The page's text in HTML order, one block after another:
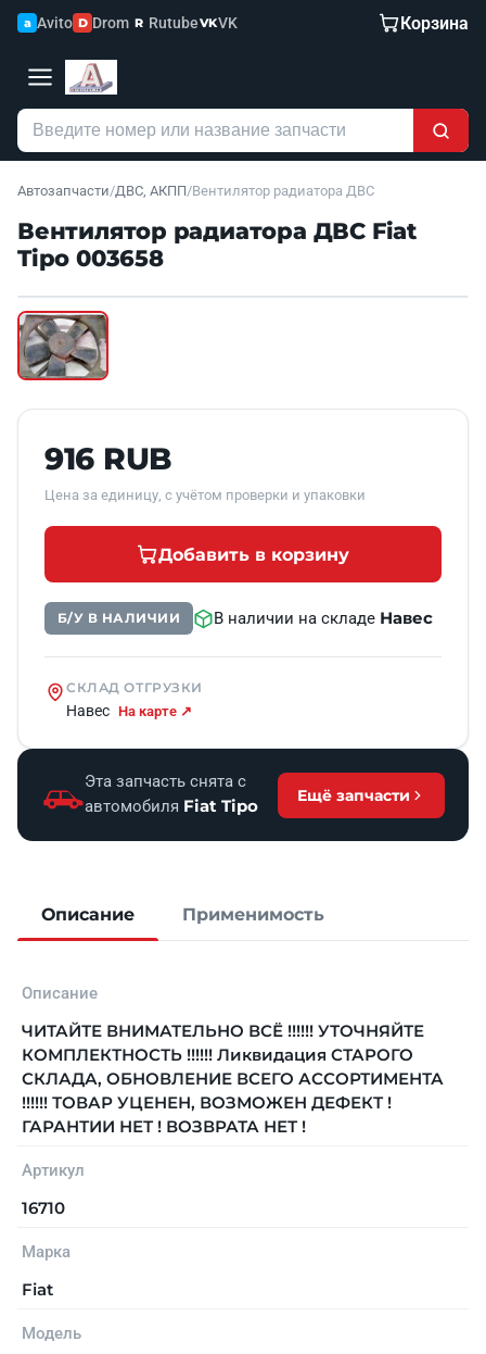
a Avito D Drom R RutubeVKVK Корзина
Автозапчасти/ДВС, АКПП/Вентилятор радиатора ДВС
Вентилятор радиатора ДВС Fiat
Tipo 003658
Б/У В НАЛИЧИИ
916 RUB
Цена за единицу, с учётом проверки и упаковки
Добавить в корзину
Б/У В НАЛИЧИИ В наличии на складе Навес
СКЛАД ОТГРУЗКИ
Навес На карте ↗
Эта запчасть снята с
автомобиля Fiat Tipo
Ещё запчасти
Описание Применимость
Описание
ЧИТАЙТЕ ВНИМАТЕЛЬНО ВСЁ !!!!!! УТОЧНЯЙТЕ
КОМПЛЕКТНОСТЬ !!!!!! Ликвидация СТАРОГО
СКЛАДА, ОБНОВЛЕНИЕ ВСЕГО АССОРТИМЕНТА
!!!!!! ТОВАР УЦЕНЕН, ВОЗМОЖЕН ДЕФЕКТ !
ГАРАНТИИ НЕТ ! ВОЗВРАТА НЕТ !
Артикул
16710
Марка
Fiat
Модель